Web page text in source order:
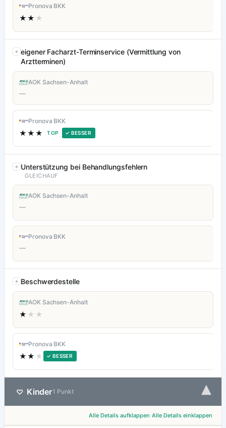
Pronova BKK
★★ ★
eigener Facharzt-Terminservice (Vermittlung von
Arztterminen)
AOK Sachsen-Anhalt
—
Pronova BKK
★★★ TOP ✓ BESSER
Unterstützung bei Behandlungsfehlern
GLEICHAUF
AOK Sachsen-Anhalt
—
Pronova BKK
—
Beschwerdestelle
AOK Sachsen-Anhalt
★ ★★
Pronova BKK
★★ ★ ✓ BESSER
♡ Kinder1 Punkt ▾
Alle Details aufklappen Alle Details einklappen